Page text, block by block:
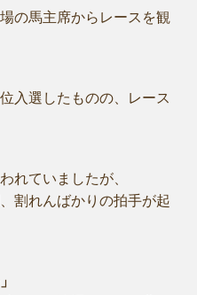
の馬主席からレースを観
入選したものの、レース
れていましたが、
割れんばかりの拍手が起